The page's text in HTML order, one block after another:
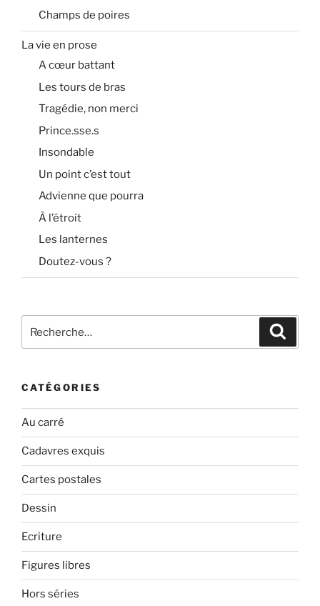
Champs de poires
La vie en prose
A cœur battant
Les tours de bras
Tragédie, non merci
Prince.sse.s
Insondable
Un point c’est tout
Advienne que pourra
À l’étroit
Les lanternes
Doutez-vous ?
pour
CATÉGORIES
Au carré
Cadavres exquis
Cartes postales
Dessin
Ecriture
Figures libres
Hors séries